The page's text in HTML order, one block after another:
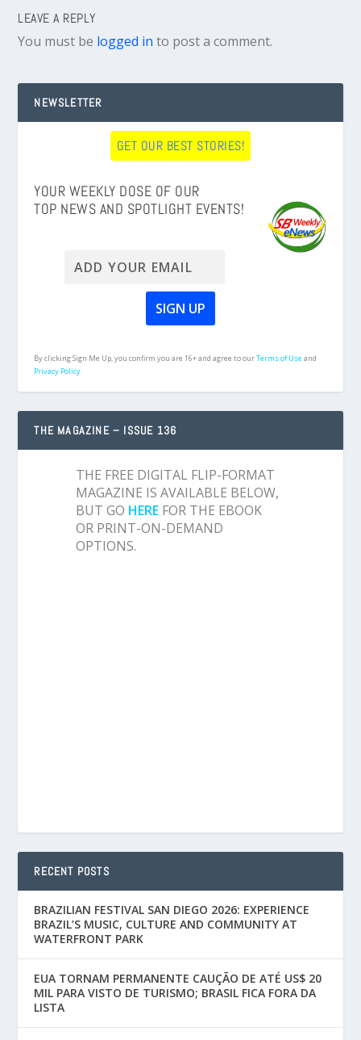
LEAVE A REPLY
You must be logged in to post a comment.
NEWSLETTER
GET OUR BEST STORIES!
YOUR WEEKLY DOSE OF OUR
TOP NEWS AND SPOTLIGHT EVENTS!
By clicking Sign Me Up, you confirm you are 16+ and agree to ourTerms of Useand
Privacy Policy.
THE MAGAZINE – ISSUE 136
THE FREE DIGITAL FLIP-FORMAT
MAGAZINE IS AVAILABLE BELOW,
BUT GO HERE FOR THE EBOOK
OR PRINT-ON-DEMAND
OPTIONS.
RECENT POSTS
BRAZILIAN FESTIVAL SAN DIEGO 2026: EXPERIENCE
BRAZIL’S MUSIC, CULTURE AND COMMUNITY AT
WATERFRONT PARK
EUA TORNAM PERMANENTE CAUÇÃO DE ATÉ US$ 20
MIL PARA VISTO DE TURISMO; BRASIL FICA FORA DA
LISTA